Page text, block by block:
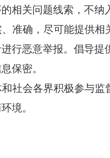
相关问题线索，不纳
、准确，尽可能提供
行恶意举报。倡导
保密。
社会各界积极参与
境。